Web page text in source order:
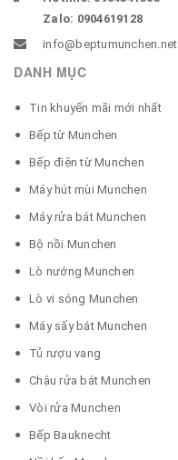
Zalo: 0904619128
info@beptumunchen.net
DANH MỤC
Tin khuyến mãi mới nhất
Bếp từ Munchen
Bếp điện từ Munchen
Máy hút mùi Munchen
Máy rửa bát Munchen
Bộ nồi Munchen
Lò nướng Munchen
Lò vi sóng Munchen
Máy sấy bát Munchen
Tủ rượu vang
Chậu rửa bát Munchen
Vòi rửa Munchen
Bếp Bauknecht